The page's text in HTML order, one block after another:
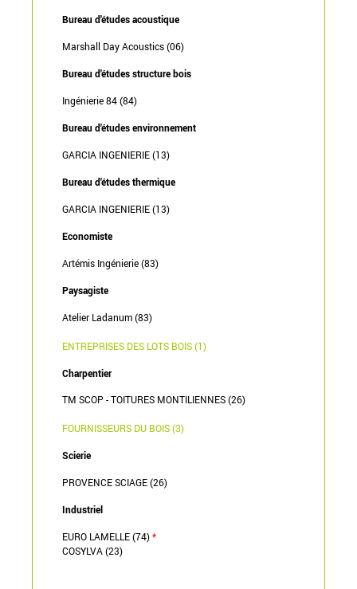
Bureau d'études acoustique
Marshall Day Acoustics (06)
Bureau d'études structure bois
Ingénierie 84 (84)
Bureau d'études environnement
GARCIA INGENIERIE (13)
Bureau d'études thermique
GARCIA INGENIERIE (13)
Economiste
Artémis Ingénierie (83)
Paysagiste
Atelier Ladanum (83)
ENTREPRISES DES LOTS BOIS (1)
Charpentier
TM SCOP - TOITURES MONTILIENNES (26)
FOURNISSEURS DU BOIS (3)
Scierie
PROVENCE SCIAGE (26)
Industriel
EURO LAMELLE (74)*
COSYLVA (23)